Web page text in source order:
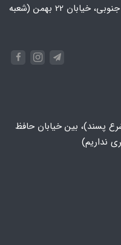
تهران، پونک، خیابان ایران زمین جنوبی، خیابان 22 بهمن (شعبه
پسند)، بین خیابان حافظ